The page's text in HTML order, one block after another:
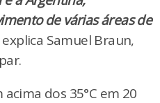
de várias áreas de
explica Samuel Braun,
dos 35°C em 20